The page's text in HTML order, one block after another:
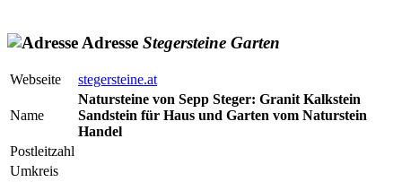
Adresse Stegersteine Garten
Webseite stegersteine.at
Name
Natursteine von Sepp Steger: Granit Kalkstein
Sandstein für Haus und Garten vom Naturstein
Handel
Postleitzahl
Umkreis